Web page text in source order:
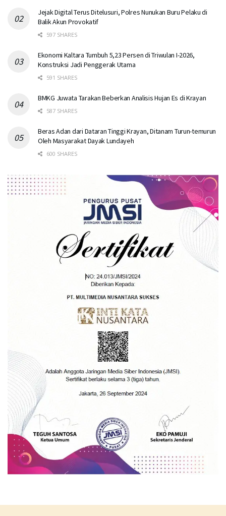
Jejak Digital Terus Ditelusuri, Polres Nunukan Buru Pelaku di
Balik Akun Provokatif
597 SHARES
Ekonomi Kaltara Tumbuh 5,23 Persen di Triwulan I-2026,
Konstruksi Jadi Penggerak Utama
591 SHARES
BMKG Juwata Tarakan Beberkan Analisis Hujan Es di Krayan
587 SHARES
Beras Adan dari Dataran Tinggi Krayan, Ditanam Turun-temurun
Oleh Masyarakat Dayak Lundayeh
600 SHARES